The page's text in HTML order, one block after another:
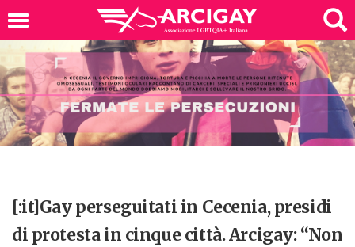
[:it]Gay perseguitati in Cecenia, presidi
di protesta in cinque città. Arcigay: “Non